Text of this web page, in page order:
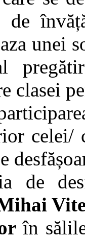
de
unei
clasei
celei/
de
în